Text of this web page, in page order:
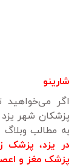
شارینو
اگر
پزشکان شهر
به مطالب وبلاگ
در یزد، پزشک
پزشک مغز و